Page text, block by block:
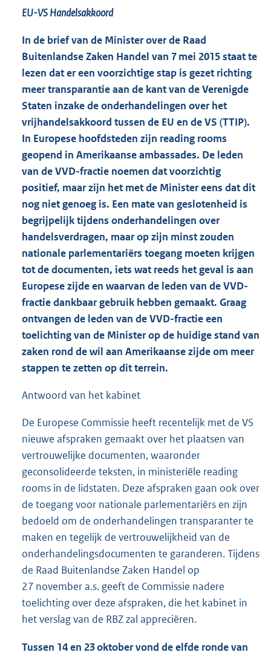
EU-VS Handelsakkoord
In de brief van de Minister over de Raad
Buitenlandse Zaken Handel van 7 mei 2015 staat te
lezen dat er een voorzichtige stap is gezet richting
meer transparantie aan de kant van de Verenigde
Staten inzake de onderhandelingen over het
vrijhandelsakkoord tussen de EU en de VS (TTIP).
In Europese hoofdsteden zijn reading rooms
geopend in Amerikaanse ambassades. De leden
van de VVD-fractie noemen dat voorzichtig
positief, maar zijn het met de Minister eens dat dit
nog niet genoeg is. Een mate van geslotenheid is
begrijpelijk tijdens onderhandelingen over
handelsverdragen, maar op zijn minst zouden
nationale parlementariërs toegang moeten krijgen
tot de documenten, iets wat reeds het geval is aan
Europese zijde en waarvan de leden van de VVD-
fractie dankbaar gebruik hebben gemaakt. Graag
ontvangen de leden van de VVD-fractie een
toelichting van de Minister op de huidige stand van
zaken rond de wil aan Amerikaanse zijde om meer
stappen te zetten op dit terrein.
Antwoord van het kabinet
De Europese Commissie heeft recentelijk met de VS
nieuwe afspraken gemaakt over het plaatsen van
vertrouwelijke documenten, waaronder
geconsolideerde teksten, in ministeriële reading
rooms in de lidstaten. Deze afspraken gaan ook over
de toegang voor nationale parlementariërs en zijn
bedoeld om de onderhandelingen transparanter te
maken en tegelijk de vertrouwelijkheid van de
onderhandelingsdocumenten te garanderen. Tijdens
de Raad Buitenlandse Zaken Handel op
27 november a.s. geeft de Commissie nadere
toelichting over deze afspraken, die het kabinet in
het verslag van de RBZ zal appreciëren.
Tussen 14 en 23 oktober vond de elfde ronde van